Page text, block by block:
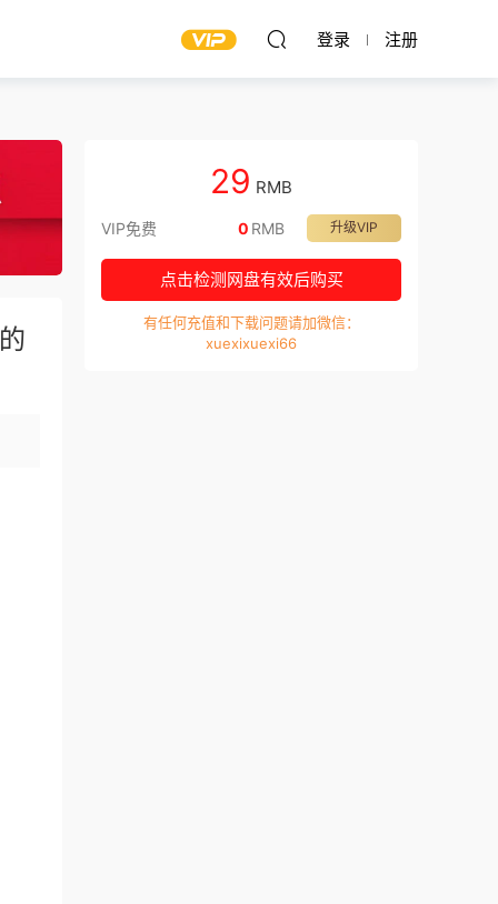
登录 注册
29 RMB
VIP免费 升级VIP
0 RMB
点击检测网盘有效后购买
有任何充值和下载问题请加微信：
xuexixuexi66